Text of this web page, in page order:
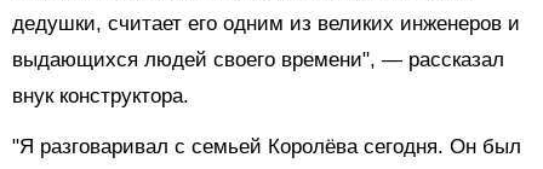
дедушки, считает его одним из великих инженеров и
выдающихся людей своего времени", — рассказал
внук конструктора.
"Я разговаривал с семьей Королёва сегодня. Он был